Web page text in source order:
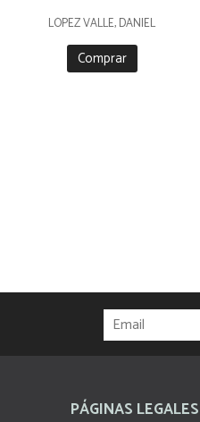
LÓPEZ VALLE, DANIEL
Comprar
PÁGINAS LEGALES